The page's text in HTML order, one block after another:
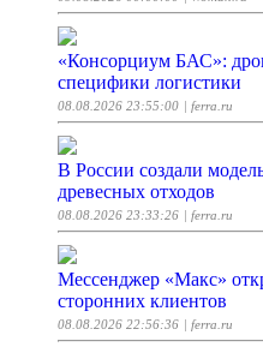
«Консорциум БАС»:
специфики логистики
08.08.2026 23:55:00 | ferra.ru
В России создали
древесных отходов
08.08.2026 23:33:26 | ferra.ru
Мессенджер «Макс»
сторонних клиентов
08.08.2026 22:56:36 | ferra.ru